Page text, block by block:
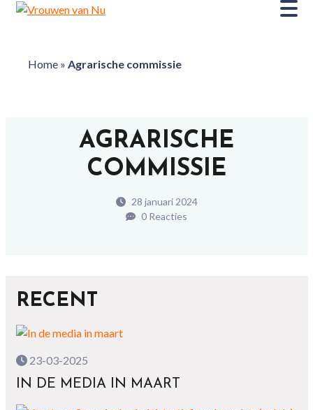
Home» Agrarische commissie
AGRARISCHE
COMMISSIE
28 januari 2024
0 Reacties
RECENT
23-03-2025
IN DE MEDIA IN MAART